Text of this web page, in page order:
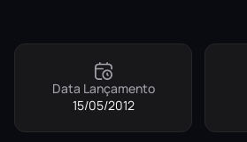
Data Lançamento
15/05/2012